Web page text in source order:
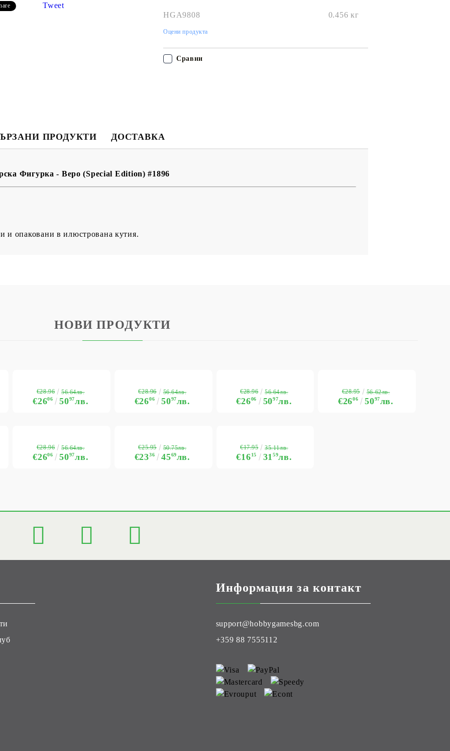
Tweet
HGA9808 0.456 кг
Оцени продукта
Сравни
ПРОДУКТИ ДОСТАВКА
Фигурка - Bepo (Special Edition) #1896
и опаковани в илюстрована кутия.
НОВИ ПРОДУКТИ
€2606 5097лв.
€28.96 56.64лв.
€2606 5097лв.
€28.96 56.64лв.
€2606 5097лв.
€28.96 56.64лв.
€2606 5097лв.
€28.95 56.62лв.
€2606 5097лв.
€28.96 56.64лв.
€2336 4569лв.
€25.95 50.75лв.
€1615 3159лв.
€17.95 35.11лв.
Информация за контакт
support@hobbygamesbg.com
+359 88 7555112